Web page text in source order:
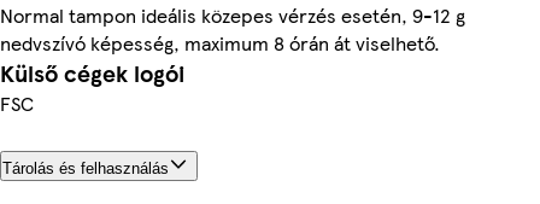
Normal tampon ideális közepes vérzés esetén, 9-12 g
nedvszívó képesség, maximum 8 órán át viselhető.
Külső cégek logói
FSC
Tárolás és felhasználás